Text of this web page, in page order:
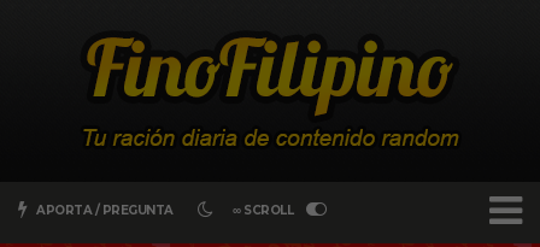
APORTA / PREGUNTA ∞ SCROLL